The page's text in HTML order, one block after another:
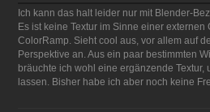
Ich kann das halt leider nur mit Blender-
Es ist keine Textur im Sinne einer
ColorRamp. Sieht cool aus, vor allem auf
Perspektive an. Aus ein paar bestimmten
bräuchte ich wohl eine ergänzende
lassen. Bisher habe ich aber noch keine